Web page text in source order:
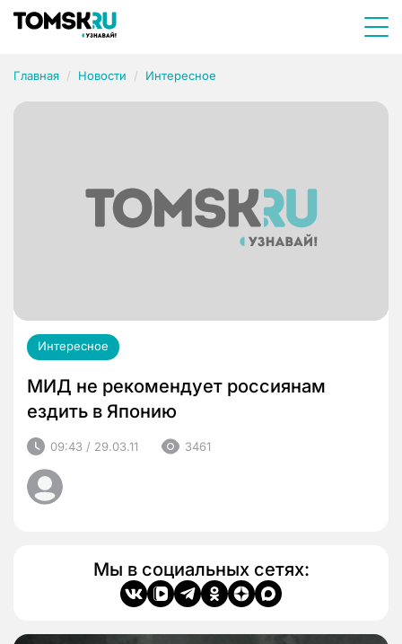
Главная Новости Интересное
Интересное
МИД не рекомендует россиянам
ездить в Японию
09:43 / 29.03.11 3461
Мы в социальных сетях: